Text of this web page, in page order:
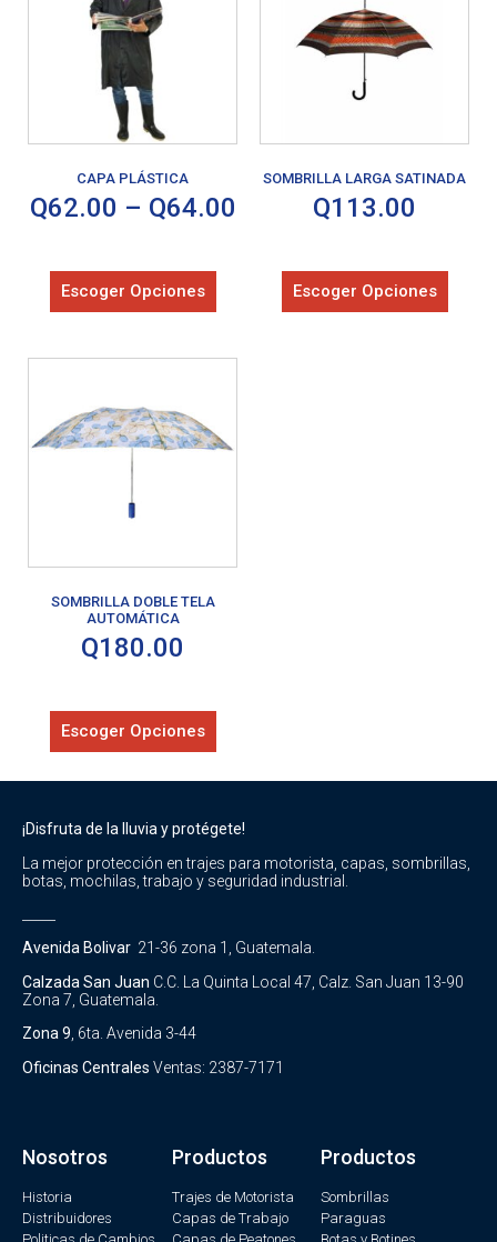
CAPA PLÁSTICA
Q62.00 – Q64.00
Escoger Opciones
SOMBRILLA LARGA SATINADA
Q113.00
Escoger Opciones
SOMBRILLA DOBLE TELA
AUTOMÁTICA
Q180.00
Escoger Opciones
¡Disfruta de la lluvia y protégete!
La mejor protección en trajes para motorista, capas, sombrillas,
botas, mochilas, trabajo y seguridad industrial.
Avenida Bolivar 21-36 zona 1, Guatemala.
Calzada San Juan C.C. La Quinta Local 47, Calz. San Juan 13-90
Zona 7, Guatemala.
Zona 9 , 6ta. Avenida 3-44
Oficinas Centrales Ventas: 2387-7171
Nosotros
Historia
Distribuidores
Productos
Trajes de Motorista
Capas de Trabajo
Productos
Sombrillas
Paraguas